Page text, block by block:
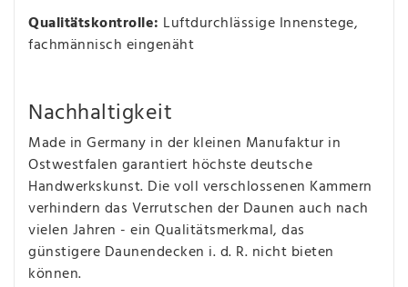
Qualitätskontrolle: Luftdurchlässige Innenstege,
fachmännisch eingenäht
Nachhaltigkeit
Made in Germany in der kleinen Manufaktur in
Ostwestfalen garantiert höchste deutsche
Handwerkskunst. Die voll verschlossenen Kammern
verhindern das Verrutschen der Daunen auch nach
vielen Jahren - ein Qualitätsmerkmal, das
günstigere Daunendecken i. d. R. nicht bieten
können.